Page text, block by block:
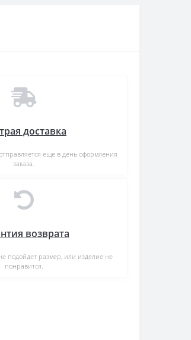
доставка
еще в день оформления
заказа.
возврата
подойдет размер, или изделие не
понравится.